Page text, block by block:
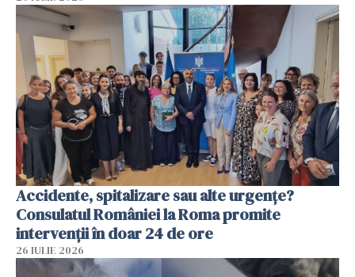
Accidente, spitalizare sau alte urgențe?
Consulatul României la Roma promite
intervenții în doar 24 de ore
26 IULIE 2026